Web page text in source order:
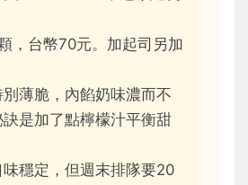
，台幣70元。加起司另加
薄脆，內餡奶味濃而不
是加了點檸檬汁平衡甜
味穩定，但週末排隊要20